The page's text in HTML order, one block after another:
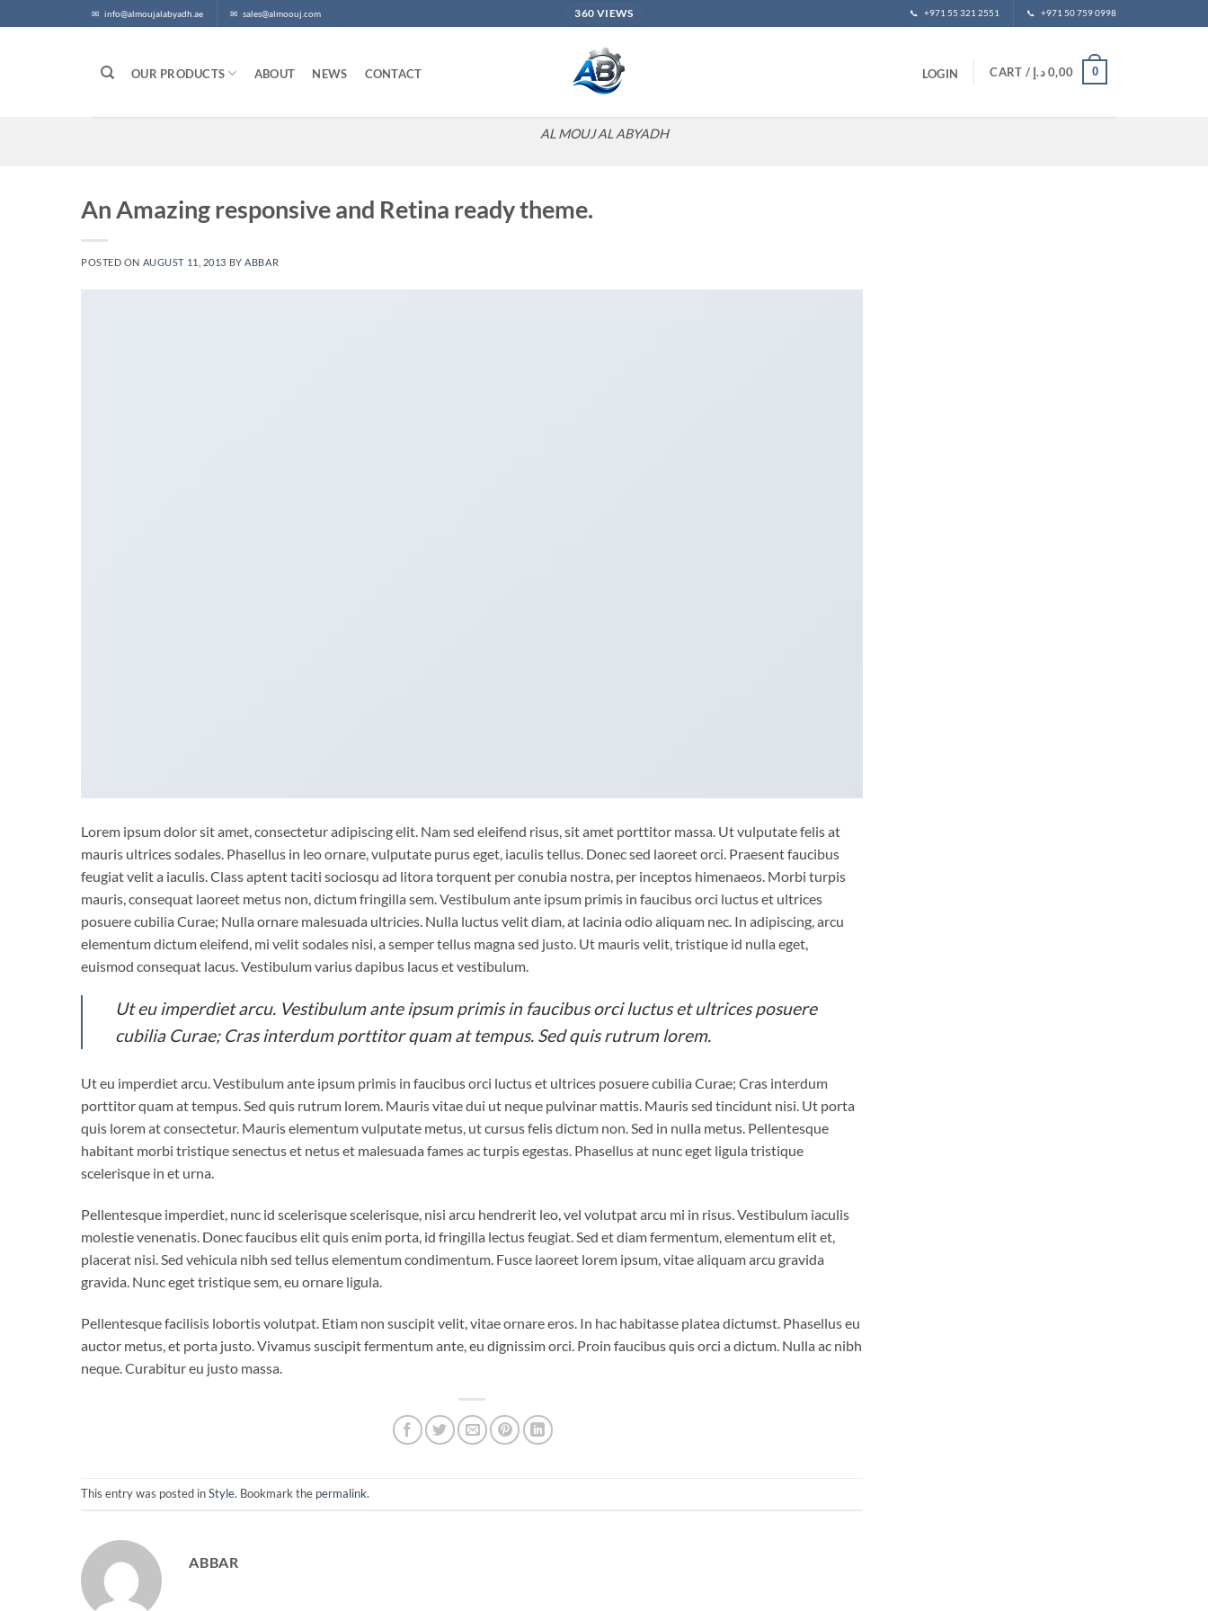
to
✉ info@almoujalabyadh.ae ✉ sales@almoouj.com 360 VIEWS 📞 +971 55 321 2551 📞 +971 50 759 0998
AL MOUJ AL ABYADH
OUR PRODUCTS ABOUT NEWS CONTACT LOGIN CART / 0,00 د.إ 0
An Amazing responsive and Retina ready theme.
POSTED ON AUGUST 11, 2013 BYABBAR
Lorem ipsum dolor sit amet, consectetur adipiscing elit. Nam sed eleifend risus, sit amet porttitor massa. Ut vulputate felis at
mauris ultrices sodales. Phasellus in leo ornare, vulputate purus eget, iaculis tellus. Donec sed laoreet orci. Praesent faucibus
feugiat velit a iaculis. Class aptent taciti sociosqu ad litora torquent per conubia nostra, per inceptos himenaeos. Morbi turpis
mauris, consequat laoreet metus non, dictum fringilla sem. Vestibulum ante ipsum primis in faucibus orci luctus et ultrices
posuere cubilia Curae; Nulla ornare malesuada ultricies. Nulla luctus velit diam, at lacinia odio aliquam nec. In adipiscing, arcu
elementum dictum eleifend, mi velit sodales nisi, a semper tellus magna sed justo. Ut mauris velit, tristique id nulla eget,
euismod consequat lacus. Vestibulum varius dapibus lacus et vestibulum.
Ut eu imperdiet arcu. Vestibulum ante ipsum primis in faucibus orci luctus et ultrices posuere
cubilia Curae; Cras interdum porttitor quam at tempus. Sed quis rutrum lorem.
Ut eu imperdiet arcu. Vestibulum ante ipsum primis in faucibus orci luctus et ultrices posuere cubilia Curae; Cras interdum
porttitor quam at tempus. Sed quis rutrum lorem. Mauris vitae dui ut neque pulvinar mattis. Mauris sed tincidunt nisi. Ut porta
quis lorem at consectetur. Mauris elementum vulputate metus, ut cursus felis dictum non. Sed in nulla metus. Pellentesque
habitant morbi tristique senectus et netus et malesuada fames ac turpis egestas. Phasellus at nunc eget ligula tristique
scelerisque in et urna.
Pellentesque imperdiet, nunc id scelerisque scelerisque, nisi arcu hendrerit leo, vel volutpat arcu mi in risus. Vestibulum iaculis
molestie venenatis. Donec faucibus elit quis enim porta, id fringilla lectus feugiat. Sed et diam fermentum, elementum elit et,
placerat nisi. Sed vehicula nibh sed tellus elementum condimentum. Fusce laoreet lorem ipsum, vitae aliquam arcu gravida
gravida. Nunc eget tristique sem, eu ornare ligula.
Pellentesque facilisis lobortis volutpat. Etiam non suscipit velit, vitae ornare eros. In hac habitasse platea dictumst. Phasellus eu
auctor metus, et porta justo. Vivamus suscipit fermentum ante, eu dignissim orci. Proin faucibus quis orci a dictum. Nulla ac nibh
neque. Curabitur eu justo massa.
This entry was posted inStyle. Bookmark the permalink.
ABBAR